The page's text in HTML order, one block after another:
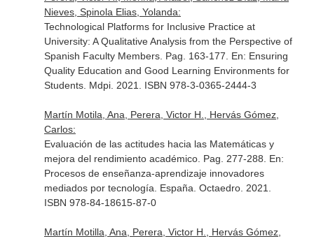
Nieves, Spinola Elias, Yolanda:
Technological Platforms for Inclusive Practice at
University: A Qualitative Analysis from the Perspective of
Spanish Faculty Members. Pag. 163-177. En: Ensuring
Quality Education and Good Learning Environments for
Students. Mdpi. 2021. ISBN 978-3-0365-2444-3
Martín Motila, Ana, Perera, Victor H., Hervás Gómez,
Carlos:
Evaluación de las actitudes hacia las Matemáticas y
mejora del rendimiento académico. Pag. 277-288. En:
Procesos de enseñanza-aprendizaje innovadores
mediados por tecnología . España. Octaedro. 2021.
ISBN 978-84-18615-87-0
Martín Motilla, Ana, Perera, Victor H., Hervás Gómez,